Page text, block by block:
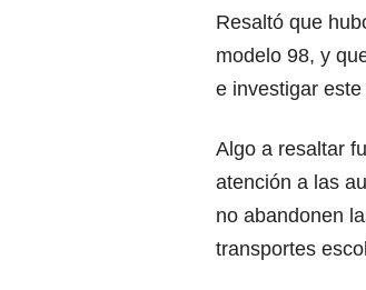
Resaltó que
modelo 98, y
e investigar
Algo a resaltar
atención a las
no abandonen
transportes